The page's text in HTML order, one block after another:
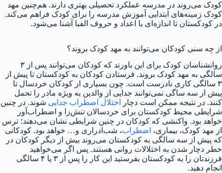
کودک می‌روند در مدرسه عملکرد تحصیلی بهتری دارند. هم‌چنین مهد
کودک زمینه‌های ابتدایی آموزش مدرسه را برای کودک فراهم می‌کند.
در کودکستان تا اندازه‌ای با اعداد و حروف الفبا آشنا می‌شود.
از چه سنی کودکان می‌توانند به مهد کودک بروند؟
روانشناسان کودک برای این باورند که کودکان می‌توانند پس از ۳
سالگی به مهد کودک بروند. فرستادن کودکان به کودکستان تا پیش از
۳ سالگی کاری نادرست است. چون بسیاری از کودکان خردسال تا
پیش از سه ساگی نمی‌توانند جدایی از والدین به ویژه مادر را تحمل
کنند. در نتیجه ممکن است دچار
اختلال اضطراب جدایی شوند. در چنین
شرایطی محیط کودکستان برای خردسالان تنش‌زا و اضطراب‌آور
خواهد بود. واکنشی که کودکان در چنین شرایطی نشان می‌دهند؛ ترس
از مهد کودک، بیماری، اضطراب، شب‌ادراری و… خواهد بود. کودکانی
که پیش از سه سالگی به کودکستان می‌روند بیش از دیگر کودکان در
خطر دچار شدن به اختلالات روانی هستند. پس اگر می‌خواهید
فرزندتان را به کودکستان بفرستید این کار را پس از ۳ یا ۴ سالگی
انجام دهید.